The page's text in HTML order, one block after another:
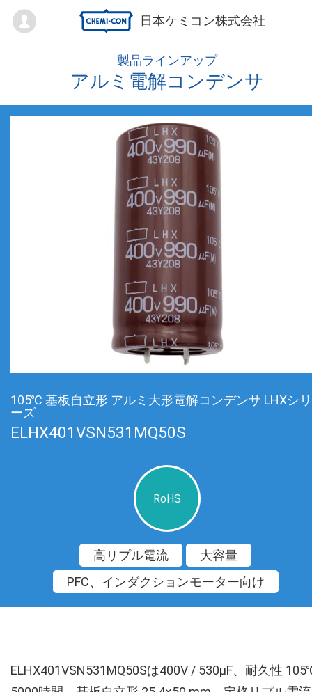
日本ケミコン株式会社
Mypage
製品ラインアップ
アルミ電解コンデンサ
105℃ 基板自立形 アルミ大形電解コンデンサ LHXシリ
ーズ
ELHX401VSN531MQ50S
RoHS
高リプル電流
大容量
PFC、インダクションモーター向け
ELHX401VSN531MQ50Sは400V / 530µF、耐久性